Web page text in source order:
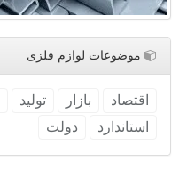
موضوعات لوازم فلزی
اقتصاد بازار تولید
استاندارد
دولت